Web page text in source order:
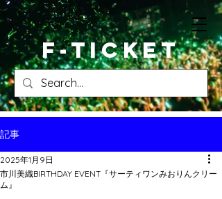
​F-ticket
記事
市川美織BIRTHDAY EVENT『サーティワンみおりんクリー
ム』
2025年1月9日